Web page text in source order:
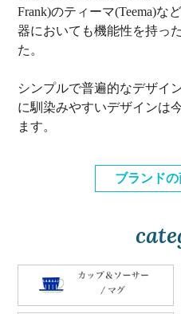
Frank)のティーマ(Teema)な
器においても機能性を持っ
た。
シンプルで普遍的なデザイ
に馴染みやすいデザインは
ます。
ブランド